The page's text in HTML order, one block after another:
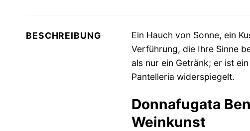
BESCHREIBUNG Ein Hauch von Sonne, ein
Verführung, die Ihre Sinne
als nur ein Getränk; er ist
Pantelleria widerspiegelt.
Donnafugata
Weinkunst